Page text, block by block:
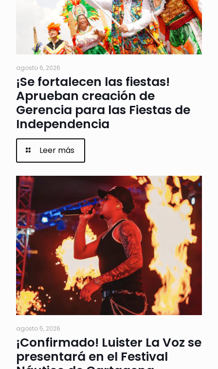
agosto 6, 2026
¡Se fortalecen las fiestas!
Aprueban creación de
Gerencia para las Fiestas de
Independencia
Leer más
agosto 5, 2026
¡Confirmado! Luister La Voz se
presentará en el Festival